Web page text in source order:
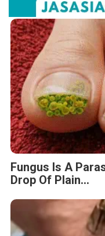
Fungus Is A
Drop Of Plain...